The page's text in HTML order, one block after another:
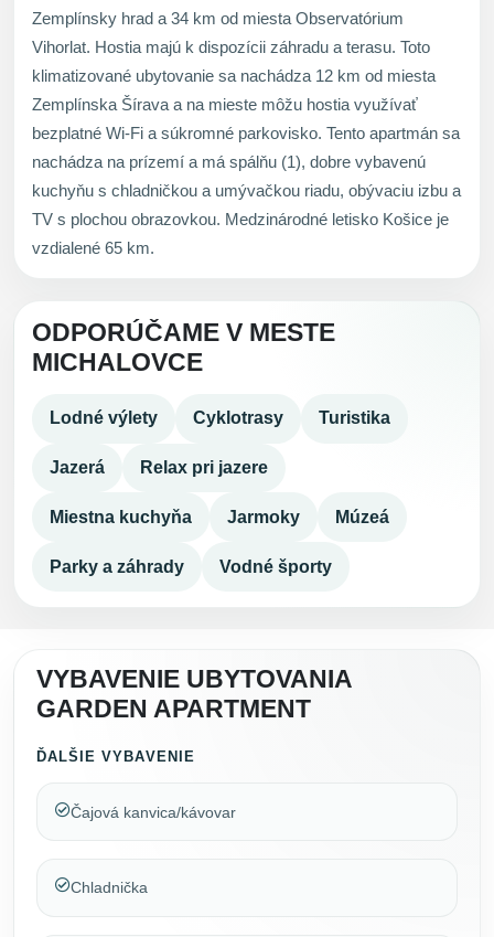
Zemplínsky hrad a 34 km od miesta Observatórium
Vihorlat. Hostia majú k dispozícii záhradu a terasu. Toto
klimatizované ubytovanie sa nachádza 12 km od miesta
Zemplínska Šírava a na mieste môžu hostia využívať
bezplatné Wi-Fi a súkromné parkovisko. Tento apartmán sa
nachádza na prízemí a má spálňu (1), dobre vybavenú
kuchyňu s chladničkou a umývačkou riadu, obývaciu izbu a
TV s plochou obrazovkou. Medzinárodné letisko Košice je
vzdialené 65 km.
ODPORÚČAME V MESTE
MICHALOVCE
Lodné výlety Cyklotrasy Turistika
Jazerá Relax pri jazere
Miestna kuchyňa Jarmoky Múzeá
Parky a záhrady Vodné športy
VYBAVENIE UBYTOVANIA
GARDEN APARTMENT
ĎALŠIE VYBAVENIE
Čajová kanvica/kávovar
Chladnička